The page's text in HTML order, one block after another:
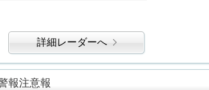
詳細レーダーへ
報注意報